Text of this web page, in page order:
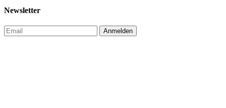
Newsletter
Anmelden